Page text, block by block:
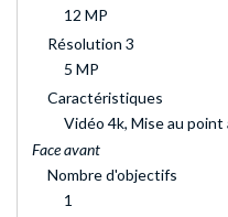
12 MP
Résolution 3
5 MP
Caractéristiques
Vidéo 4k, Mise au
Face avant
Nombre d'objectifs
1